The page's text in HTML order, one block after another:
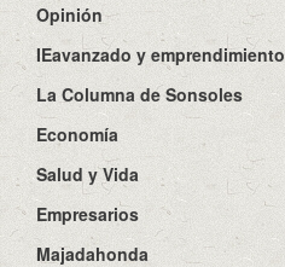
Opinión
IEavanzado y emprendimiento
La Columna de Sonsoles
Economía
Salud y Vida
Empresarios
Majadahonda